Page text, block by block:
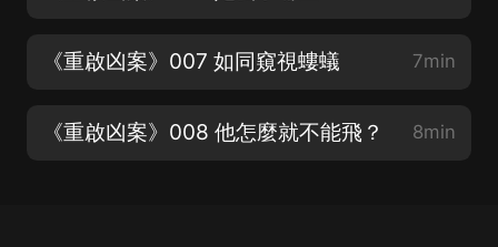
《重啟凶案》007 如同窺視螻蟻 7min
《重啟凶案》008 他怎麼就不能飛？ 8min